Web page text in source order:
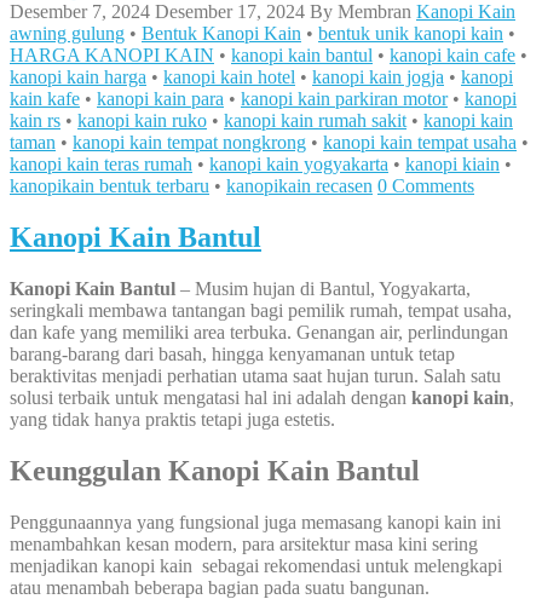
Desember 7, 2024 Desember 17, 2024 By Membran Kanopi Kain
awning gulung • Bentuk Kanopi Kain • bentuk unik kanopi kain •
HARGA KANOPI KAIN • kanopi kain bantul • kanopi kain cafe •
kanopi kain harga • kanopi kain hotel • kanopi kain jogja • kanopi
kain kafe • kanopi kain para • kanopi kain parkiran motor• kanopi
kain rs • kanopi kain ruko • kanopi kain rumah sakit • kanopi kain
taman • kanopi kain tempat nongkrong • kanopi kain tempat usaha •
kanopi kain teras rumah • kanopi kain yogyakarta • kanopi kiain •
kanopikain bentuk terbaru • kanopikain recasen 0 Comments
Kanopi Kain Bantul
Kanopi Kain Bantul – Musim hujan di Bantul, Yogyakarta,
seringkali membawa tantangan bagi pemilik rumah, tempat usaha,
dan kafe yang memiliki area terbuka. Genangan air, perlindungan
barang-barang dari basah, hingga kenyamanan untuk tetap
beraktivitas menjadi perhatian utama saat hujan turun. Salah satu
solusi terbaik untuk mengatasi hal ini adalah dengan kanopi kain,
yang tidak hanya praktis tetapi juga estetis.
Keunggulan Kanopi Kain Bantul
Penggunaannya yang fungsional juga memasang kanopi kain ini
menambahkan kesan modern, para arsitektur masa kini sering
menjadikan kanopi kain sebagai rekomendasi untuk melengkapi
atau menambah beberapa bagian pada suatu bangunan.